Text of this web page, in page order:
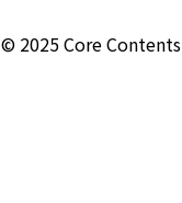
© 2025 Core Contents